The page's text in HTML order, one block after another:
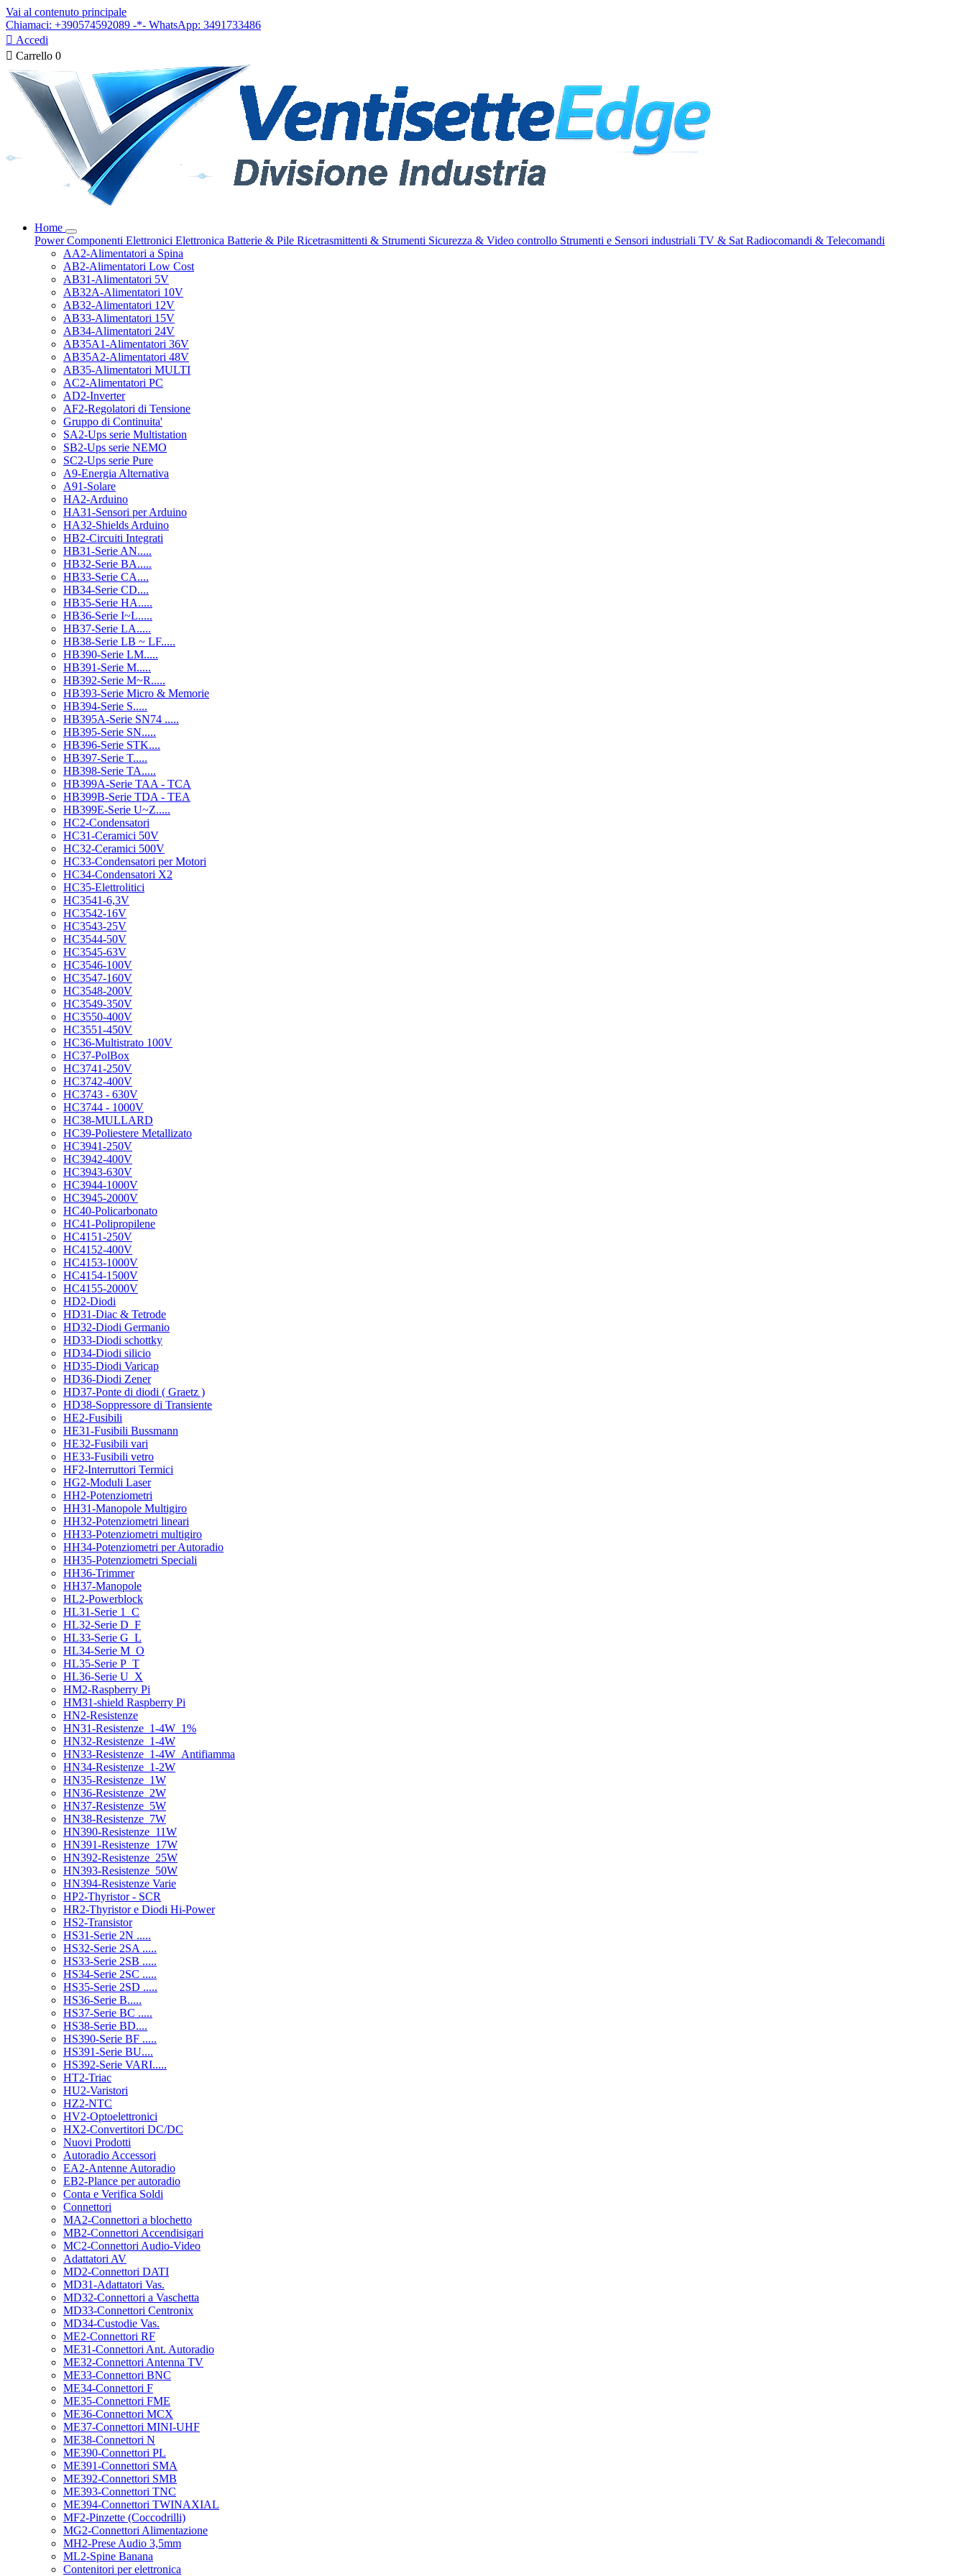
Vai al contenuto principale
Chiamaci: +390574592089 -*- WhatsApp: 3491733486
 Accedi
 Carrello 0
Home
PowerComponenti Elettronici Elettronica Batterie & Pile Ricetrasmittenti & Strumenti Sicurezza & Video controllo Strumenti e Sensori industriali TV & Sat Radiocomandi & Telecomandi
AA2-Alimentatori a Spina
AB2-Alimentatori Low Cost
AB31-Alimentatori 5V
AB32A-Alimentatori 10V
AB32-Alimentatori 12V
AB33-Alimentatori 15V
AB34-Alimentatori 24V
AB35A1-Alimentatori 36V
AB35A2-Alimentatori 48V
AB35-Alimentatori MULTI
AC2-Alimentatori PC
AD2-Inverter
AF2-Regolatori di Tensione
Gruppo di Continuita'
SA2-Ups serie Multistation
SB2-Ups serie NEMO
SC2-Ups serie Pure
A9-Energia Alternativa
A91-Solare
HA2-Arduino
HA31-Sensori per Arduino
HA32-Shields Arduino
HB2-Circuiti Integrati
HB31-Serie AN.....
HB32-Serie BA.....
HB33-Serie CA....
HB34-Serie CD....
HB35-Serie HA.....
HB36-Serie I~L.....
HB37-Serie LA.....
HB38-Serie LB ~ LF.....
HB390-Serie LM.....
HB391-Serie M.....
HB392-Serie M~R.....
HB393-Serie Micro & Memorie
HB394-Serie S.....
HB395A-Serie SN74 .....
HB395-Serie SN.....
HB396-Serie STK....
HB397-Serie T.....
HB398-Serie TA.....
HB399A-Serie TAA - TCA
HB399B-Serie TDA - TEA
HB399E-Serie U~Z.....
HC2-Condensatori
HC31-Ceramici 50V
HC32-Ceramici 500V
HC33-Condensatori per Motori
HC34-Condensatori X2
HC35-Elettrolitici
HC3541-6,3V
HC3542-16V
HC3543-25V
HC3544-50V
HC3545-63V
HC3546-100V
HC3547-160V
HC3548-200V
HC3549-350V
HC3550-400V
HC3551-450V
HC36-Multistrato 100V
HC37-PolBox
HC3741-250V
HC3742-400V
HC3743 - 630V
HC3744 - 1000V
HC38-MULLARD
HC39-Poliestere Metallizato
HC3941-250V
HC3942-400V
HC3943-630V
HC3944-1000V
HC3945-2000V
HC40-Policarbonato
HC41-Polipropilene
HC4151-250V
HC4152-400V
HC4153-1000V
HC4154-1500V
HC4155-2000V
HD2-Diodi
HD31-Diac & Tetrode
HD32-Diodi Germanio
HD33-Diodi schottky
HD34-Diodi silicio
HD35-Diodi Varicap
HD36-Diodi Zener
HD37-Ponte di diodi ( Graetz )
HD38-Soppressore di Transiente
HE2-Fusibili
HE31-Fusibili Bussmann
HE32-Fusibili vari
HE33-Fusibili vetro
HF2-Interruttori Termici
HG2-Moduli Laser
HH2-Potenziometri
HH31-Manopole Multigiro
HH32-Potenziometri lineari
HH33-Potenziometri multigiro
HH34-Potenziometri per Autoradio
HH35-Potenziometri Speciali
HH36-Trimmer
HH37-Manopole
HL2-Powerblock
HL31-Serie 1_C
HL32-Serie D_F
HL33-Serie G_L
HL34-Serie M_O
HL35-Serie P_T
HL36-Serie U_X
HM2-Raspberry Pi
HM31-shield Raspberry Pi
HN2-Resistenze
HN31-Resistenze_1-4W_1%
HN32-Resistenze_1-4W
HN33-Resistenze_1-4W_Antifiamma
HN34-Resistenze_1-2W
HN35-Resistenze_1W
HN36-Resistenze_2W
HN37-Resistenze_5W
HN38-Resistenze_7W
HN390-Resistenze_11W
HN391-Resistenze_17W
HN392-Resistenze_25W
HN393-Resistenze_50W
HN394-Resistenze Varie
HP2-Thyristor - SCR
HR2-Thyristor e Diodi Hi-Power
HS2-Transistor
HS31-Serie 2N .....
HS32-Serie 2SA .....
HS33-Serie 2SB .....
HS34-Serie 2SC .....
HS35-Serie 2SD .....
HS36-Serie B.....
HS37-Serie BC .....
HS38-Serie BD....
HS390-Serie BF .....
HS391-Serie BU....
HS392-Serie VARI.....
HT2-Triac
HU2-Varistori
HZ2-NTC
HV2-Optoelettronici
HX2-Convertitori DC/DC
Nuovi Prodotti
Autoradio Accessori
EA2-Antenne Autoradio
EB2-Plance per autoradio
Conta e Verifica Soldi
Connettori
MA2-Connettori a blochetto
MB2-Connettori Accendisigari
MC2-Connettori Audio-Video
Adattatori AV
MD2-Connettori DATI
MD31-Adattatori Vas.
MD32-Connettori a Vaschetta
MD33-Connettori Centronix
MD34-Custodie Vas.
ME2-Connettori RF
ME31-Connettori Ant. Autoradio
ME32-Connettori Antenna TV
ME33-Connettori BNC
ME34-Connettori F
ME35-Connettori FME
ME36-Connettori MCX
ME37-Connettori MINI-UHF
ME38-Connettori N
ME390-Connettori PL
ME391-Connettori SMA
ME392-Connettori SMB
ME393-Connettori TNC
ME394-Connettori TWINAXIAL
MF2-Pinzette (Coccodrilli)
MG2-Connettori Alimentazione
MH2-Prese Audio 3,5mm
ML2-Spine Banana
Contenitori per elettronica